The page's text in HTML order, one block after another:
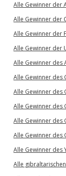
Alle Gewinner der
Alle Gewinner der
Alle Gewinner der
Alle Gewinner der
Alle Gewinner des
Alle Gewinner des
Alle Gewinner des
Alle Gewinner des
Alle Gewinner des
Alle Gewinner des
Alle Gewinner des
Alle